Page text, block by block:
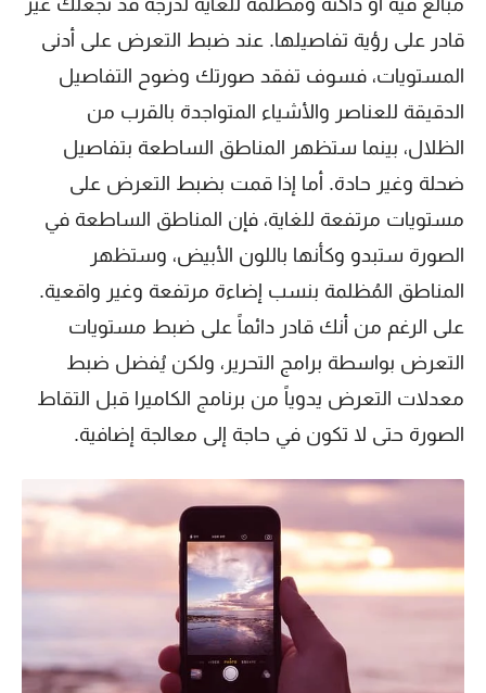
قادر على رؤية تفاصيلها. عند ضبط التعرض على أدنى
المستويات، فسوف تفقد صورتك وضوح التفاصيل
الدقيقة للعناصر والأشياء المتواجدة بالقرب من
الظلال، بينما ستظهر المناطق الساطعة بتفاصيل
ضحلة وغير حادة. أما إذا قمت بضبط التعرض على
مستويات مرتفعة للغاية، فإن المناطق الساطعة في
الصورة ستبدو وكأنها باللون الأبيض، وستظهر
المناطق المُظلمة بنسب إضاءة مرتفعة وغير واقعية.
على الرغم من أنك قادر دائماً على ضبط مستويات
التعرض بواسطة برامج التحرير، ولكن يُفضل ضبط
معدلات التعرض يدوياً من برنامج الكاميرا قبل التقاط
الصورة حتى لا تكون في حاجة إلى معالجة إضافية.